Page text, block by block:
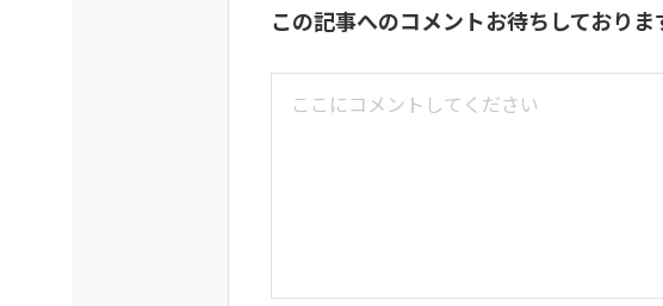
この記事へのコメントお待ちしておりま